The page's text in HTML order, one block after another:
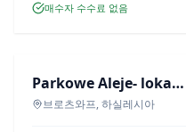
매수자 수수료 없음
신규 분양 Parkowe Aleje- lokale usługowe
브로츠와프, 하실레시아